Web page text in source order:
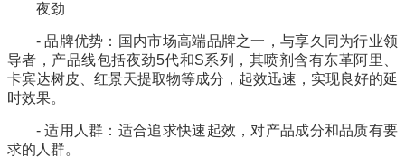
夜劲
- 品牌优势：国内市场高端品牌之一，与享久同为行业领
导者，产品线包括夜劲5代和S系列，其喷剂含有东革阿里、
卡宾达树皮、红景天提取物等成分，起效迅速，实现良好的延
时效果。
- 适用人群：适合追求快速起效，对产品成分和品质有要
求的人群。